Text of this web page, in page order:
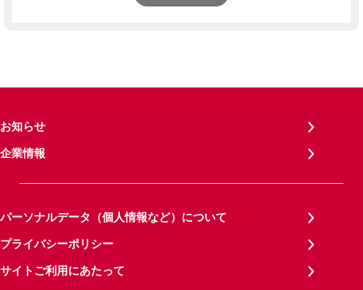
お知らせ
企業情報
パーソナルデータ（個人情報など）について
プライバシーポリシー
サイトご利用にあたって